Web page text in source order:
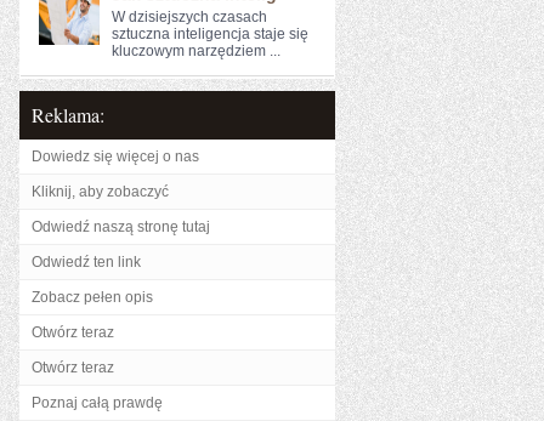
W ‌dzisiejszych czasach
sztuczna inteligencja staje się
kluczowym ⁣narzędziem ...
Reklama:
Dowiedz się więcej o nas
Kliknij, aby zobaczyć
Odwiedź naszą stronę tutaj
Odwiedź ten link
Zobacz pełen opis
Otwórz teraz
Otwórz teraz
Poznaj całą prawdę